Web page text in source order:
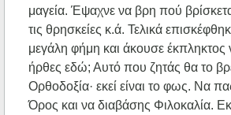
μαγεία. Έψαχνε να βρη πού
τις θρησκείες κ.ά. Τελικά
μεγάλη φήμη και άκουσε έκπληκτος
ήρθες εδώ; Αυτό που ζητάς θα το
Ορθοδοξία· εκεί είναι το φως. Να
Όρος και να διαβάσης Φιλοκαλία.